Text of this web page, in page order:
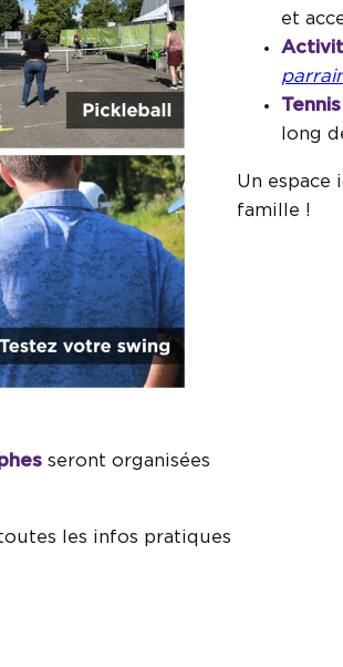
et
long
Un espace
famille !
seront organisées
les infos pratiques